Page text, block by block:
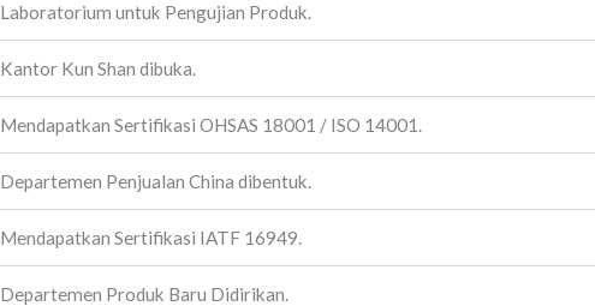
Laboratorium untuk Pengujian Produk.
Kantor Kun Shan dibuka.
Mendapatkan Sertifikasi OHSAS 18001 / ISO 14001.
Departemen Penjualan China dibentuk.
Mendapatkan Sertifikasi IATF 16949.
Departemen Produk Baru Didirikan.